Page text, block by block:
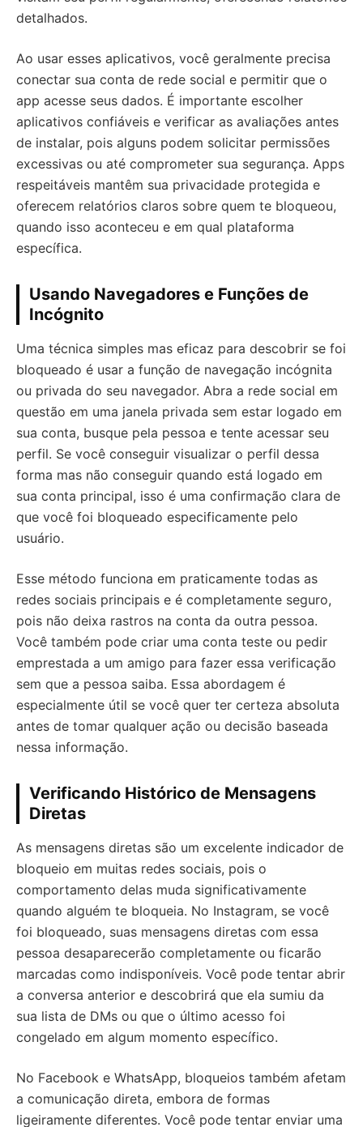
detalhados.
Ao usar esses aplicativos, você geralmente precisa
conectar sua conta de rede social e permitir que o
app acesse seus dados. É importante escolher
aplicativos confiáveis e verificar as avaliações antes
de instalar, pois alguns podem solicitar permissões
excessivas ou até comprometer sua segurança. Apps
respeitáveis mantêm sua privacidade protegida e
oferecem relatórios claros sobre quem te bloqueou,
quando isso aconteceu e em qual plataforma
específica.
Usando Navegadores e Funções de
Incógnito
Uma técnica simples mas eficaz para descobrir se foi
bloqueado é usar a função de navegação incógnita
ou privada do seu navegador. Abra a rede social em
questão em uma janela privada sem estar logado em
sua conta, busque pela pessoa e tente acessar seu
perfil. Se você conseguir visualizar o perfil dessa
forma mas não conseguir quando está logado em
sua conta principal, isso é uma confirmação clara de
que você foi bloqueado especificamente pelo
usuário.
Esse método funciona em praticamente todas as
redes sociais principais e é completamente seguro,
pois não deixa rastros na conta da outra pessoa.
Você também pode criar uma conta teste ou pedir
emprestada a um amigo para fazer essa verificação
sem que a pessoa saiba. Essa abordagem é
especialmente útil se você quer ter certeza absoluta
antes de tomar qualquer ação ou decisão baseada
nessa informação.
Verificando Histórico de Mensagens
Diretas
As mensagens diretas são um excelente indicador de
bloqueio em muitas redes sociais, pois o
comportamento delas muda significativamente
quando alguém te bloqueia. No Instagram, se você
foi bloqueado, suas mensagens diretas com essa
pessoa desaparecerão completamente ou ficarão
marcadas como indisponíveis. Você pode tentar abrir
a conversa anterior e descobrirá que ela sumiu da
sua lista de DMs ou que o último acesso foi
congelado em algum momento específico.
No Facebook e WhatsApp, bloqueios também afetam
a comunicação direta, embora de formas
ligeiramente diferentes. Você pode tentar enviar uma